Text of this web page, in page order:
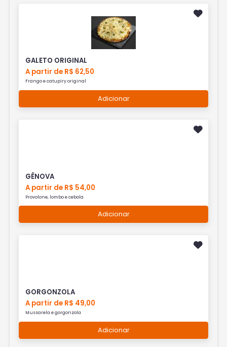
GALETO ORIGINAL
A partir de R$ 62,50
Frango e catupiry original
Adicionar
GÊNOVA
A partir de R$ 54,00
Provolone, lombo e cebola
Adicionar
GORGONZOLA
A partir de R$ 49,00
Mussarela e gorgonzola
Adicionar